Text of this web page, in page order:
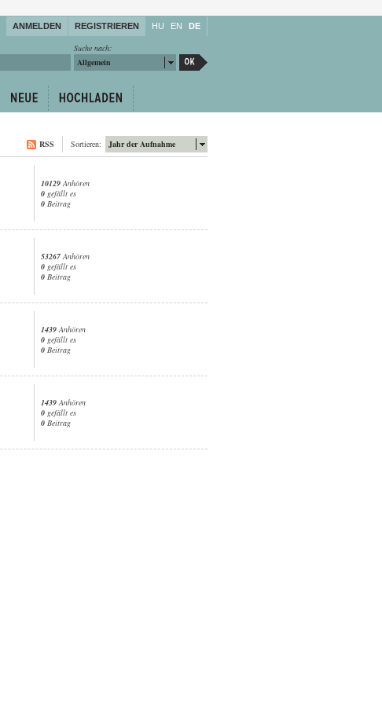
ANMELDEN REGISTRIEREN HU EN DE
Suche nach:
Allgemein
Jahr der Aufnahme
Sortieren:
RSS
10129 Anhören
0 gefällt es
0 Beitrag
53267 Anhören
0 gefällt es
0 Beitrag
1439 Anhören
0 gefällt es
0 Beitrag
1439 Anhören
0 gefällt es
0 Beitrag